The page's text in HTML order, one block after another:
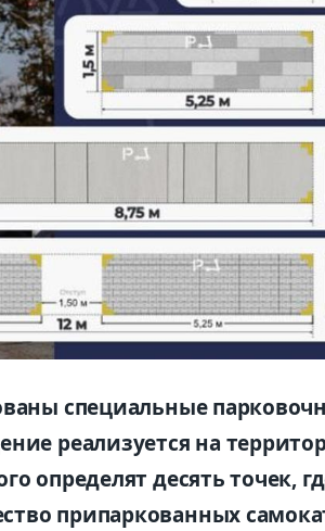
специальные
реализуется на
определят десять точек,
припаркованных